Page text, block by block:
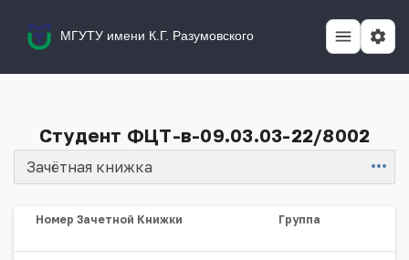
МГУТУ имени К.Г. Разумовского
Студент ФЦТ-в-09.03.03-22/8002
Зачётная книжка Item
Номер Зачетной Книжки Группа